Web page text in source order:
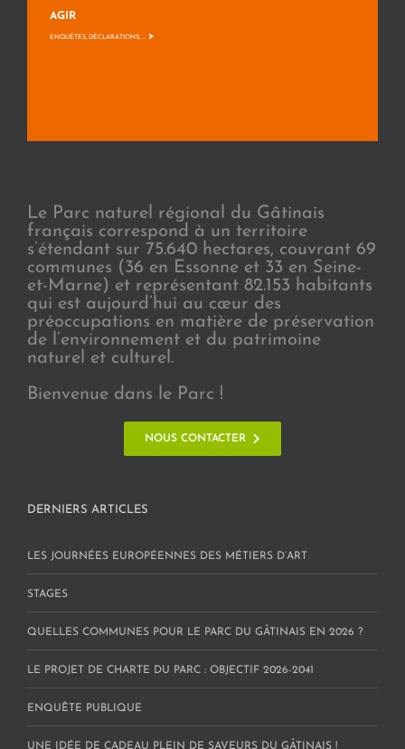
AGIR
ENQUÊTES, DÉCLARATIONS, ... >
Le Parc naturel régional du Gâtinais
français correspond à un territoire
s’étendant sur 75.640 hectares, couvrant 69
communes (36 en Essonne et 33 en Seine-
et-Marne) et représentant 82.153 habitants
qui est aujourd’hui au cœur des
préoccupations en matière de préservation
de l’environnement et du patrimoine
naturel et culturel.
Bienvenue dans le Parc !
NOUS CONTACTER
DERNIERS ARTICLES
LES JOURNÉES EUROPÉENNES DES MÉTIERS D’ART
STAGES
QUELLES COMMUNES POUR LE PARC DU GÂTINAIS EN 2026 ?
LE PROJET DE CHARTE DU PARC : OBJECTIF 2026-2041
ENQUÊTE PUBLIQUE
UNE IDÉE DE CADEAU PLEIN DE SAVEURS DU GÂTINAIS !